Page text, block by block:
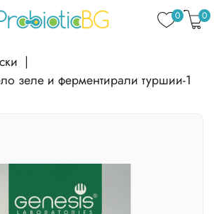
0 0
|
зеле и ферментирали туршии-1